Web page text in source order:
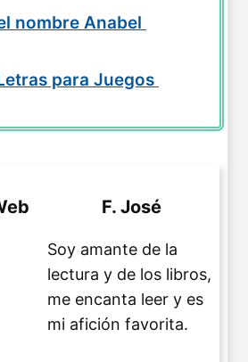
nombre Anabel
para Juegos
F. José
Soy amante de la
lectura y de los libros,
me encanta leer y es
mi afición favorita.